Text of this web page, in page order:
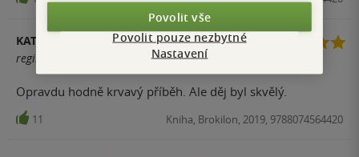
v 21. století...
KATEŘINA
registrovaný uživatel
Opravdu hodně krvavý příběh. Ale děj byl skvělý.
11 Kniha, Brokilon, 2019, 9788074564420
Povolit vše
Povolit pouze nezbytné
Nastavení